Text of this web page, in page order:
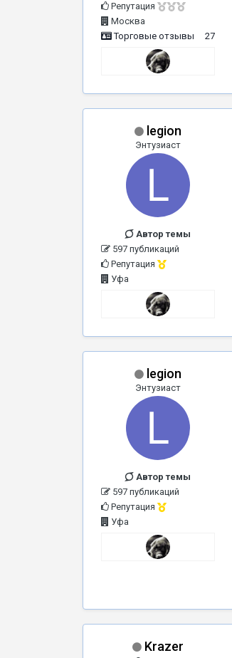
Репутация
Москва
Торговые отзывы
27
legion
Энтузиаст
Автор темы
597 публикаций
Репутация
Уфа
legion
Энтузиаст
Автор темы
597 публикаций
Репутация
Уфа
Krazer